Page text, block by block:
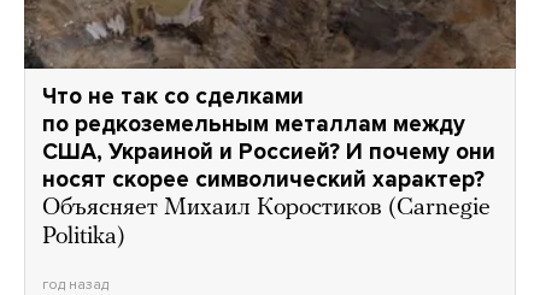
Что не так со сделками
по редкоземельным металлам между
США, Украиной и Россией? И почему они
носят скорее символический характер?
Объясняет Михаил Коростиков (Carnegie
Politika)
год назад